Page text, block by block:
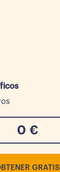
0 €
GRATIS